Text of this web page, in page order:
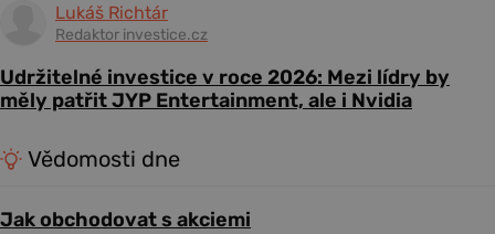
Lukáš Richtár
Redaktor investice.cz
Udržitelné investice v roce 2026: Mezi lídry by
měly patřit JYP Entertainment, ale i Nvidia
Vědomosti dne
Jak obchodovat s akciemi